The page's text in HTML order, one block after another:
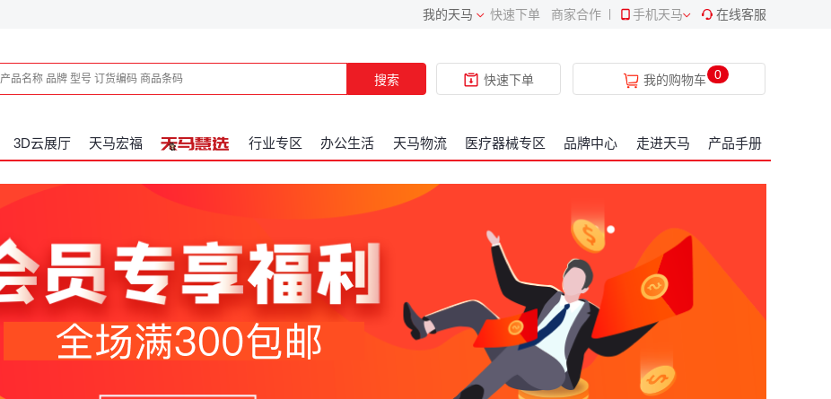
在线客服
手机天马
商家合作
快速下单
我的天马
搜索 快速下单 我的购物车 0
3D云展厅 天马宏福 行业专区 办公生活 天马物流 医疗器械专区 品牌中心 走进天马 产品手册